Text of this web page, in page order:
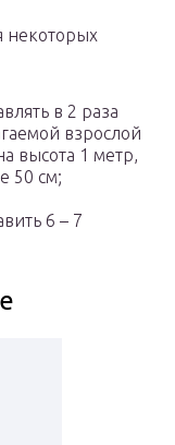
некоторых
в 2 раза
взрослой
высота 1 метр,
50 см;
6 – 7